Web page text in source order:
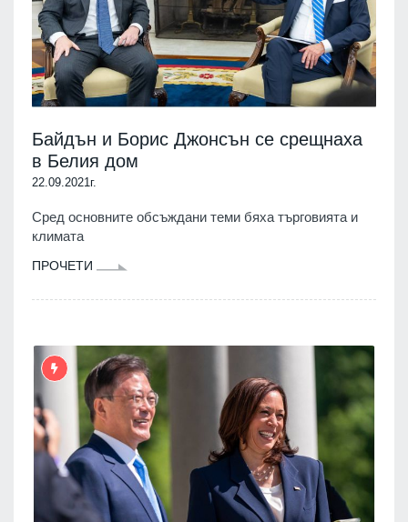
Байдън и Борис Джонсън се срещнаха
в Белия дом
22.09.2021г.
Сред основните обсъждани теми бяха търговията и
климата
ПРОЧЕТИ